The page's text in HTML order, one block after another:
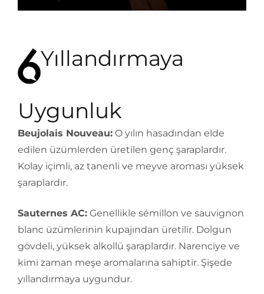
Yıllandırmaya
Uygunluk
Beujolais Nouveau: O yılın hasadından elde
edilen üzümlerden üretilen genç şaraplardır.
Kolay içimli, az tanenli ve meyve aroması yüksek
şaraplardır.
Sauternes AC: Genellikle sémillon ve sauvignon
blanc üzümlerinin kupajından üretilir. Dolgun
gövdeli, yüksek alkollü şaraplardır. Narenciye ve
kimi zaman meşe aromalarına sahiptir. Şişede
yıllandırmaya uygundur.